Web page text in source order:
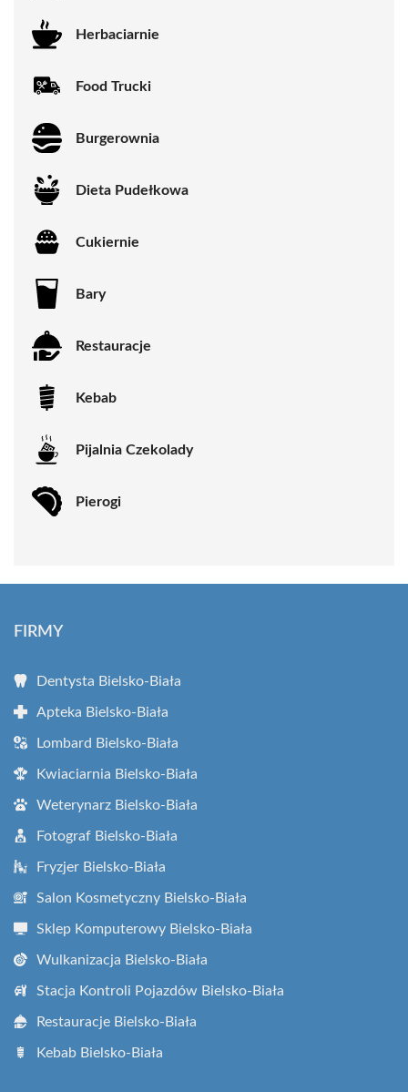
Herbaciarnie
Food Trucki
Burgerownia
Dieta Pudełkowa
Cukiernie
Bary
Restauracje
Kebab
Pijalnia Czekolady
Pierogi
FIRMY
Dentysta Bielsko-Biała
Apteka Bielsko-Biała
Lombard Bielsko-Biała
Kwiaciarnia Bielsko-Biała
Weterynarz Bielsko-Biała
Fotograf Bielsko-Biała
Fryzjer Bielsko-Biała
Salon Kosmetyczny Bielsko-Biała
Sklep Komputerowy Bielsko-Biała
Wulkanizacja Bielsko-Biała
Stacja Kontroli Pojazdów Bielsko-Biała
Restauracje Bielsko-Biała
Kebab Bielsko-Biała